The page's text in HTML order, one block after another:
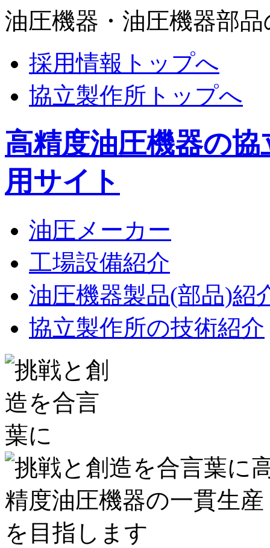
油圧機器・油圧機器部
採用情報トップへ
協立製作所トップへ
高精度油圧機器の
用サイト
油圧メーカー
工場設備紹介
油圧機器製品(部品)紹
協立製作所の技術紹介